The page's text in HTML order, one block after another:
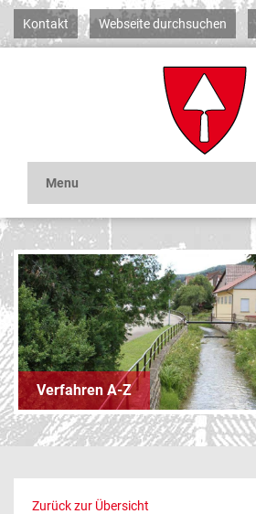
Kontakt Webseite durchsuchen
Verfahren A-Z
Zurück zur Übersicht